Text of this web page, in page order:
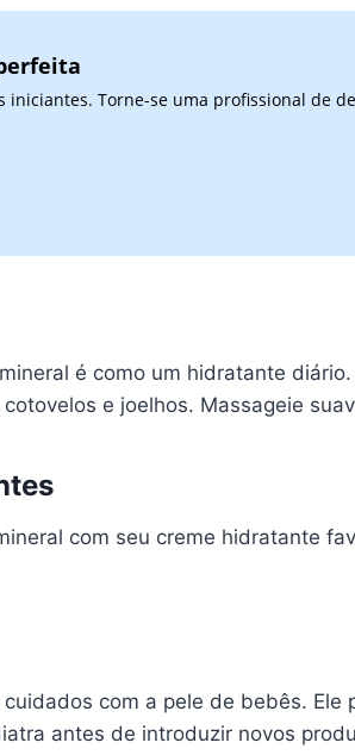
Torne-se uma profissional de
é como um hidratante
e joelhos. Massageie
com seu creme hidratante
com a pele de bebês.
antes de introduzir novos